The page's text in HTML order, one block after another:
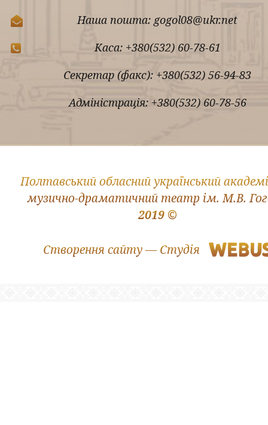
Наша пошта: gogol08@ukr.net
Каса: +380(532) 60-78-61
Секретар (факс): +380(532) 56-94-83
Адміністрація: +380(532) 60-78-56
2019 ©
Полтавський обласний український
музично-драматичний театр ім. М.В.
Створення сайту — Студія